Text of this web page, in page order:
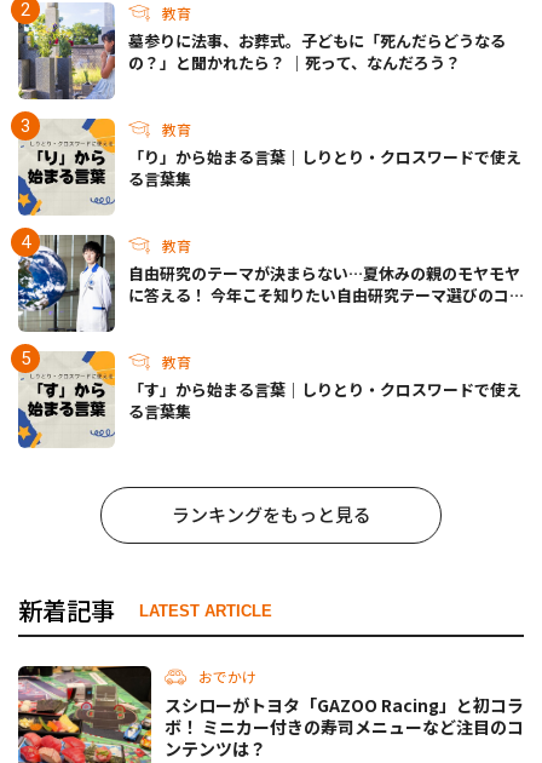
教育
墓参りに法事、お葬式。子どもに「死んだらどうなる
の？」と聞かれたら？ ｜死って、なんだろう？
教育
「り」から始まる言葉｜しりとり・クロスワードで使え
る言葉集
教育
自由研究のテーマが決まらない…夏休みの親のモヤモヤ
に答える！ 今年こそ知りたい自由研究テーマ選びのコ
教育
「す」から始まる言葉｜しりとり・クロスワードで使え
る言葉集
ランキングをもっと見る
新着記事 LATEST ARTICLE
おでかけ
スシローがトヨタ「GAZOO Racing」と初コラ
ボ！ ミニカー付きの寿司メニューなど注目のコ
ンテンツは？